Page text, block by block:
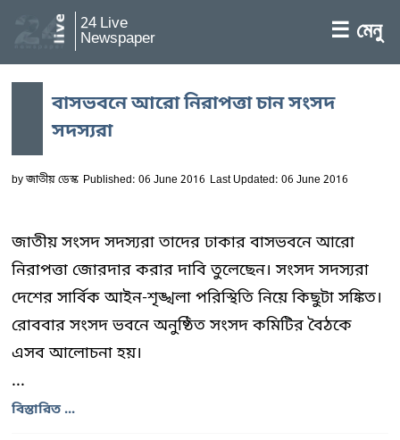
24 Live
Newspaper ☰ মেনু
বাসভবনে আরো নিরাপত্তা চান সংসদ
সদস্যরা
byজাতীয় ডেস্ক Published: 06 June 2016 Last Updated: 06 June 2016
জাতীয় সংসদ সদস্যরা তাদের ঢাকার বাসভবনে আরো
নিরাপত্তা জোরদার করার দাবি তুলেছেন। সংসদ সদস্যরা
দেশের সার্বিক আইন-শৃঙ্খলা পরিস্থিতি নিয়ে কিছুটা সঙ্কিত।
রোববার সংসদ ভবনে অনুষ্ঠিত সংসদ কমিটির বৈঠকে
এসব আলোচনা হয়।
...
বিস্তারিত ...